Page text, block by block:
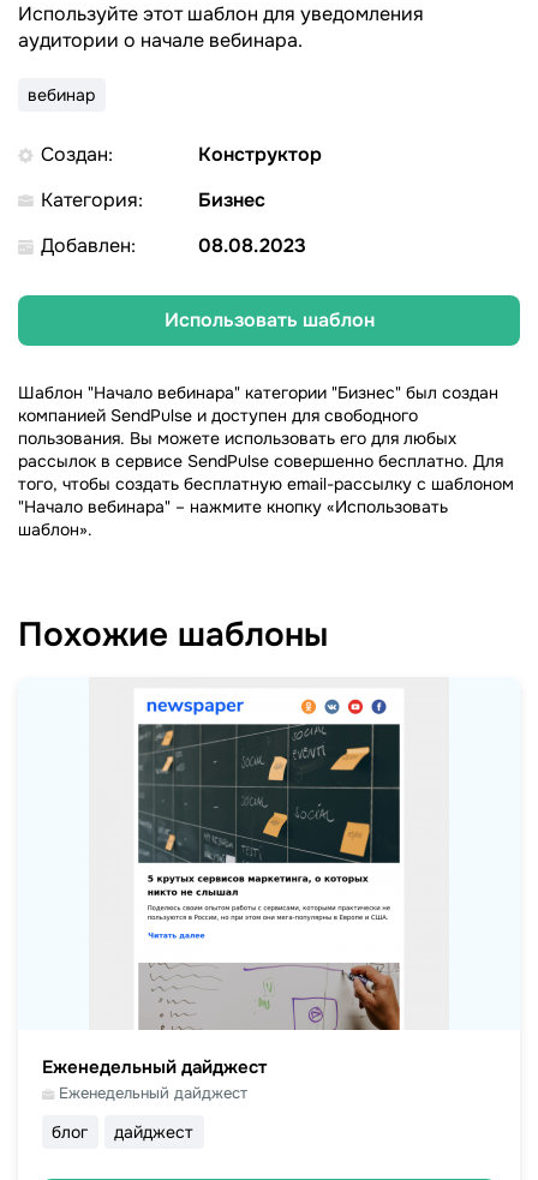
Используйте этот шаблон для уведомления
аудитории о начале вебинара.
вебинар
Создан:
Конструктор
Категория:
Бизнес
Добавлен:
08.08.2023
Использовать шаблон
Шаблон "Начало вебинара" категории "Бизнес" был создан
компанией SendPulse и доступен для свободного
пользования. Вы можете использовать его для любых
рассылок в сервисе SendPulse совершенно бесплатно. Для
того, чтобы создать бесплатную email-рассылку с шаблоном
"Начало вебинара" – нажмите кнопку «Использовать
шаблон».
Похожие шаблоны
Еженедельный дайджест
Еженедельный дайджест
блог дайджест